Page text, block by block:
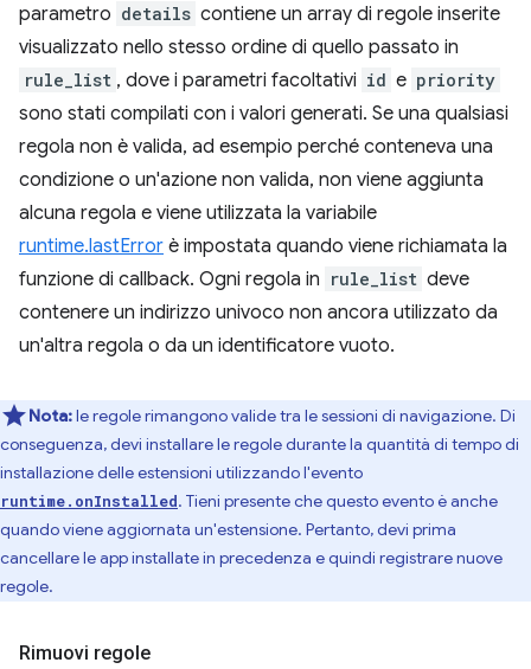
parametro details contiene un array di regole inserite
visualizzato nello stesso ordine di quello passato in
rule_list , dove i parametri facoltativi id e priority
sono stati compilati con i valori generati. Se una qualsiasi
regola non è valida, ad esempio perché conteneva una
condizione o un'azione non valida, non viene aggiunta
alcuna regola e viene utilizzata la variabile
runtime.lastError è impostata quando viene richiamata la
funzione di callback. Ogni regola in rule_list deve
contenere un indirizzo univoco non ancora utilizzato da
un'altra regola o da un identificatore vuoto.
Nota:le regole rimangono valide tra le sessioni di navigazione. Di
conseguenza, devi installare le regole durante la quantità di tempo di
installazione delle estensioni utilizzando l'evento
runtime.onInstalled. Tieni presente che questo evento è anche
quando viene aggiornata un'estensione. Pertanto, devi prima
cancellare le app installate in precedenza e quindi registrare nuove
regole.
Rimuovi regole